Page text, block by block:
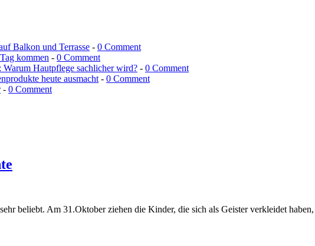
Balkon und Terrasse - 0 Comment
kommen - 0 Comment
Hautpflege sachlicher wird? - 0 Comment
heute ausmacht - 0 Comment
- 0 Comment
beliebt. Am 31.Oktober ziehen die Kinder, die sich als Geister verkleidet